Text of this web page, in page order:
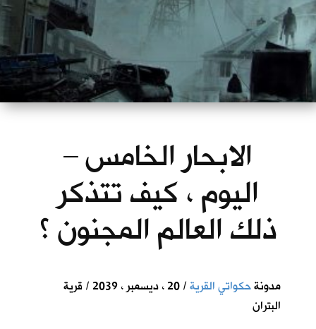
الابحار الخامس –
اليوم ، كيف تتذكر
ذلك العالم المجنون ؟
مدونةحكواتي القرية
/ 20 ، ديسمبر ، 2039 / قرية
البتران